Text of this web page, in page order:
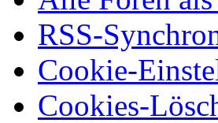
RSS-
Cookie-
Cookies-